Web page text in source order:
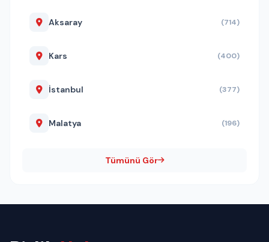
Aksaray (714)
Kars (400)
İstanbul (377)
Malatya (196)
Tümünü Gör